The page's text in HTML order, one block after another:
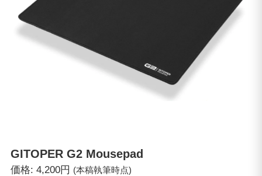
GITOPERG2 Mousepad
価格: 4,200円 (本稿執筆時点)